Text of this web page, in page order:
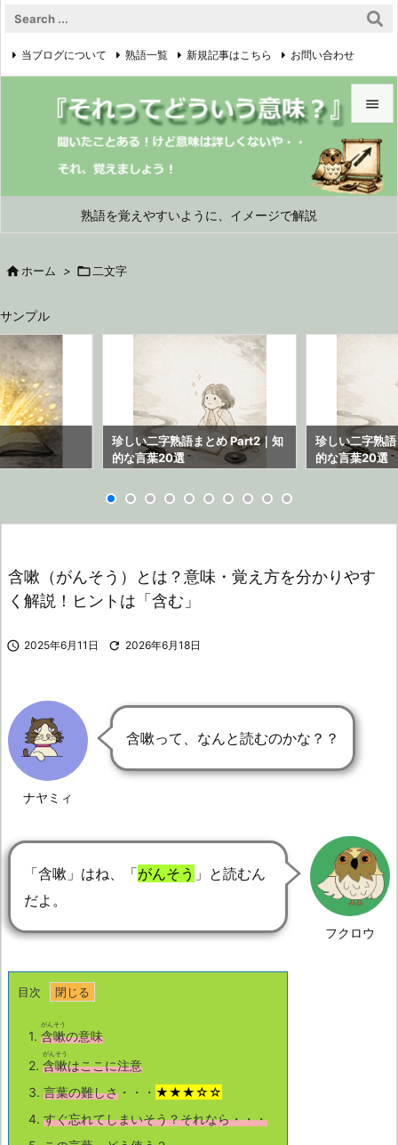
熟語を覚えやすいように、イメージで解説


メニュ


当ブログについて 熟語一覧 新規記事はこちら お問い合わせ
プライバシーポリシー 
 ホーム >  二文字
サンプル
珍しい二字熟語まとめ Part2｜知
的な言葉20選
珍しい二字熟
的な言葉20選
含嗽（がんそう）とは？意味・覚え方を分かりやす
く解説！ヒントは「含む」
 2025年6月11日  2026年6月18日
ナヤミィ
含嗽って、なんと読むのかな？？
フクロウ
「含嗽」はね、「がんそう 」と読むん
だよ。
目次
1. 含嗽
がんそう
の意味
2. 含嗽
がんそう
はここに注意
3. 言葉の難しさ ・・・ ★★★☆☆
4. すぐ忘れてしまいそう？それなら・・・